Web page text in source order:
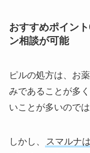
おすすめポイン
ン相談が可能
ピルの処方は、お
みであることが多
いことが多いので
しかし、
スマルナ